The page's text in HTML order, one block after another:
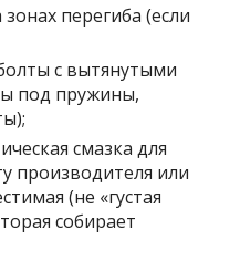
перегиба (если
с вытянутыми
под пружины,
смазка для
производителя или
(не «густая
собирает